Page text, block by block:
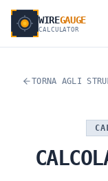
WIREGAUGE
CALCULATOR
TORNA AGLI